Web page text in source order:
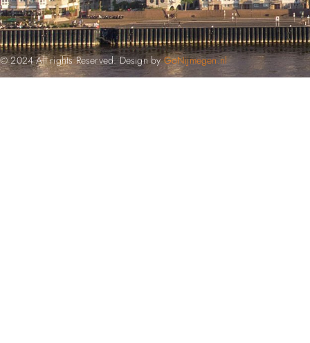
© 2024 All rights Reserved. Design byGoNijmegen.nl